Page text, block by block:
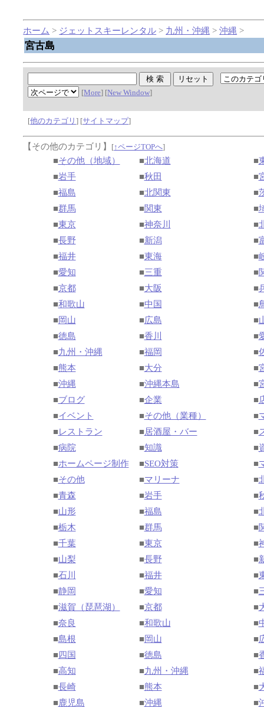
ホーム > ジェットスキーレンタル > 九州・沖縄 >沖縄 >
宮古島
[More] [New Window]
[他のカテゴリ] [サイトマップ]
【その他のカテゴリ】 [↑ページTOPへ]
■その他（地域） ■北海道 ■
■岩手 ■秋田 ■
■福島 ■北関東 ■
■群馬 ■関東 ■
■東京 ■神奈川 ■
■長野 ■新潟 ■
■福井 ■東海 ■
■愛知 ■三重 ■
■京都 ■大阪 ■
■和歌山 ■中国 ■
■ 岡山 ■広島 ■
■徳島 ■香川 ■
■九州・沖縄 ■福岡 ■
■熊本 ■大分 ■
■沖縄 ■沖縄本島 ■
■ブログ ■企業 ■
■イベント ■その他（業種） ■
■レストラン ■居酒屋・バー ■
■病院 ■知識 ■
■ホームページ制作 ■SEO対策 ■
■その他 ■マリーナ ■
■青森 ■岩手 ■
■山形 ■福島 ■
■栃木 ■群馬 ■
■千葉 ■東京 ■
■山梨 ■長野 ■
■石川 ■福井 ■
■静岡 ■愛知 ■
■滋賀（琵琶湖） ■京都 ■
■奈良 ■和歌山 ■
■島根 ■ 岡山 ■
■ 四国 ■徳島 ■
■高知 ■九州・沖縄 ■
■長崎 ■熊本 ■
■鹿児島 ■沖縄 ■